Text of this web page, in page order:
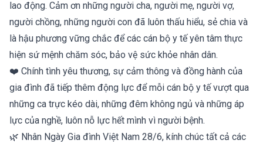
lao động. Cảm ơn những người cha, người mẹ, người vợ,
người chồng, những người con đã luôn thấu hiểu, sẻ chia và
là hậu phương vững chắc để các cán bộ y tế yên tâm thực
hiện sứ mệnh chăm sóc, bảo vệ sức khỏe nhân dân.
❤️ Chính tình yêu thương, sự cảm thông và đồng hành của
gia đình đã tiếp thêm động lực để mỗi cán bộ y tế vượt qua
những ca trực kéo dài, những đêm không ngủ và những áp
lực của nghề, luôn nỗ lực hết mình vì người bệnh.
🌿 Nhân Ngày Gia đình Việt Nam 28/6, kính chúc tất cả các